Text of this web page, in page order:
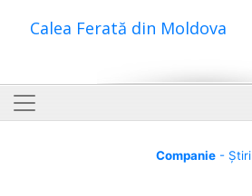
Calea Ferată din Moldova
Companie- Știri